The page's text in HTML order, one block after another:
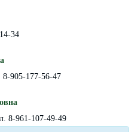
34
905-177-56-47
8-961-107-49-49